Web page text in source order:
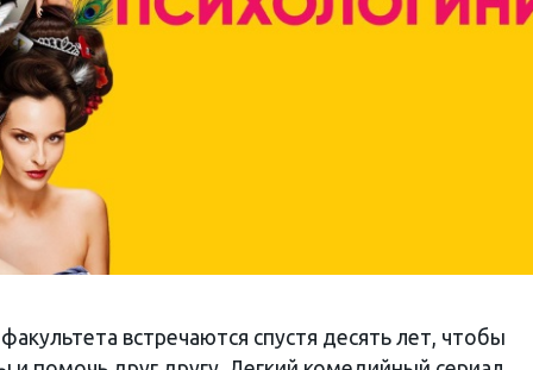
встречаются спустя десять лет, чтобы